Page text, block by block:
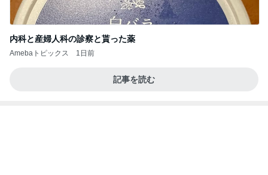
内科と産婦人科の診察と貰った薬
Amebaトピックス 1日前
記事を読む